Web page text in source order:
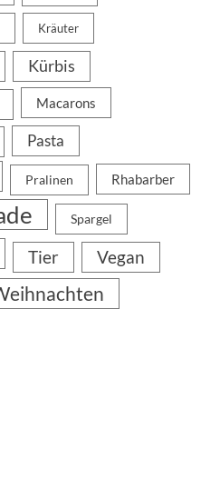
Kräuter
Kürbis
Macarons
Pasta
Pralinen Rhabarber
Spargel
Tier Vegan